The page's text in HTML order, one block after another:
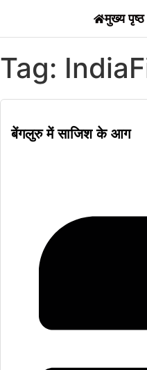
मुख्य पृष्ठ
Tag:
बेंगलुरु में साजिश के आग